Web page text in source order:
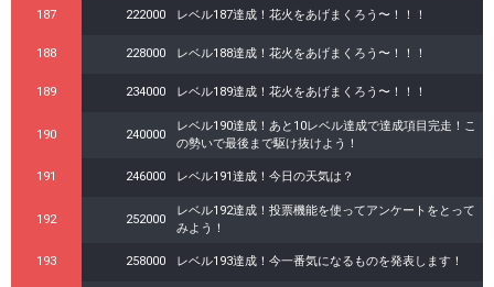
187 222000 レベル187達成！花火をあげまくろう〜！！！
188 228000 レベル188達成！花火をあげまくろう〜！！！
189 234000 レベル189達成！花火をあげまくろう〜！！！
190 240000
レベル190達成！あと10レベル達成で達成項目完走！こ
の勢いで最後まで駆け抜けよう！
191 246000 レベル191達成！今日の天気は？
192 252000
レベル192達成！投票機能を使ってアンケートをとって
みよう！
193 258000 レベル193達成！今一番気になるものを発表します！